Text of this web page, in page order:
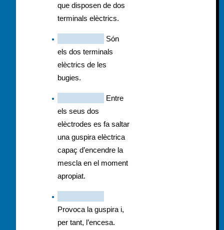
que disposen de dos
terminals elèctrics.
Són
els dos terminals
elèctrics de les
bugies.
Entre
els seus dos
elèctrodes es fa saltar
una guspira elèctrica
capaç d’encendre la
mescla en el moment
apropiat.
Provoca la guspira i,
per tant, l’encesa.